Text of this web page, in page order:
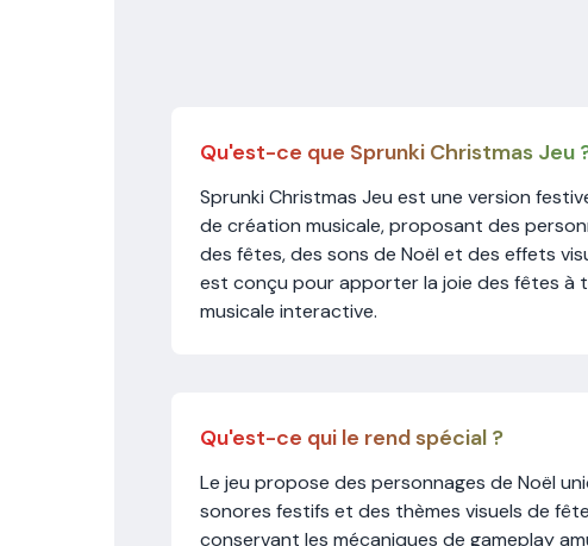
Qu'est-ce que Sprunki Christmas Jeu
Sprunki Christmas Jeu est une version
de création musicale, proposant des
des fêtes, des sons de Noël et des effets
est conçu pour apporter la joie des fêtes à
musicale interactive.
Qu'est-ce qui le rend spécial ?
Le jeu propose des personnages de Noël
sonores festifs et des thèmes visuels de
conservant les mécaniques de gameplay